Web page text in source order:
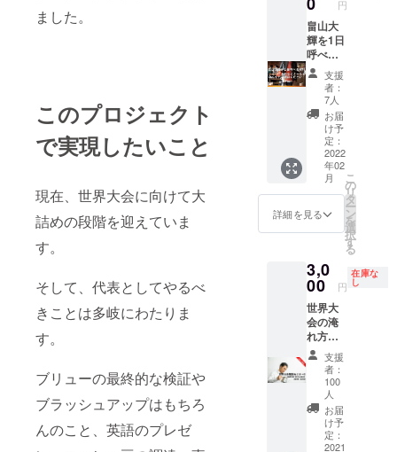
ました。
このプロジェクト
で実現したいこと
現在、世界大会に向けて大
詰めの段階を迎えていま
す。
そして、代表としてやるべ
きことは多岐にわたりま
す。
ブリューの最終的な検証や
ブラッシュアップはもちろ
んのこと、英語のプレゼ
て決定
内容：
終了後
に相談
して決
大会使
用の
ロット
とは異
なりま
す。 品
種：ゲ
イシャ
種 (めっ
ちゃ美
味しい)
コー
ヒー業
界にい
てもこ
のクラ
スの
ヒーを
飲むこ
とは、
それほ
ど多く
ない機
会で
す。 こ
のよう
なタイ
ミング
で是非
お楽し
円
畠山大
輝を1日
呼べる
権利(15
万円/1
日(8時
間)) イ
ベン
ト、セ
ナー、
講演
会、ゲ
ストバ
リス
タ、ス
トレー
ニン
グ、1日
店長、1
日署長
など、
公序良
俗に反
しない
ことで
あれば
基本的
にはOK
支援
者：
7人
お届
け予
定：
2022
年02
月
詳細を見る
こ
の
リ
タ
ー
ン
を
選
択
す
る
3,0
00 円
在庫な
し
世界大
会の淹
れ方・
抽出レ
シピ解
説zoom
セミ
ナー(参
加費
3000
支援
者：
100
人
お届
け予
定：
2021